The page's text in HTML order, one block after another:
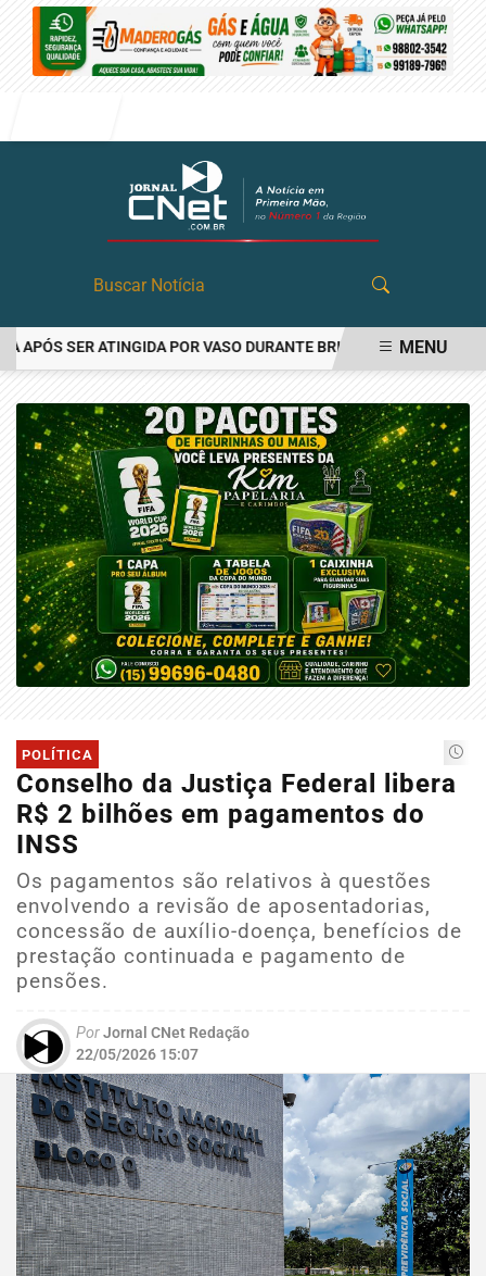
SER ATINGIDA POR VASO DURANTE BRIGA FAMILIAR EM
MENU
POLÍTICA
Conselho da Justiça Federal libera
R$ 2 bilhões em pagamentos do
INSS
Os pagamentos são relativos à questões
envolvendo a revisão de aposentadorias,
concessão de auxílio-doença, benefícios de
prestação continuada e pagamento de
pensões.
PorJornal CNet Redação
22/05/2026 15:07